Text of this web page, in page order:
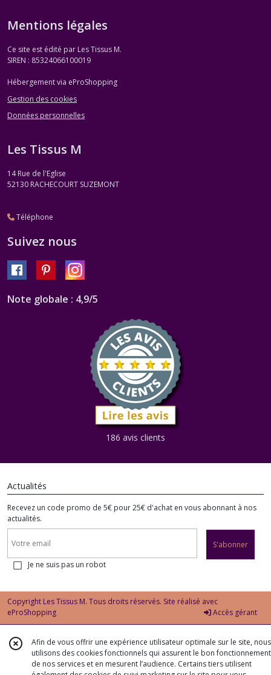
Mentions légales
Ce site est édité par Les Tissus M.
SIREN : 85324066100019
Hébergement via eProShopping
Gestion des cookies
Données personnelles
Les Tissus M
14 Rue de l'Eglise
52130 RACHECOURT SUZEMONT
Téléphone
Suivez nous
Note globale : 4,9/5
186 avis clients
Actualités
Recevez un code promo de 5€ pour 25€ d'achat en vous abonnant à nos
actualités.
S'abonner
Je ne suis pas un robot
Copyright Les Tissus M. Tous droits réservés. Site réalisé avec
eProShopping
Accès gérant
Afin de vous offrir une expérience utilisateur optimale sur le site, nous
utilisons des cookies fonctionnels qui assurent le bon fonctionnement
de nos services et en mesurent l’audience. Certains tiers utilisent